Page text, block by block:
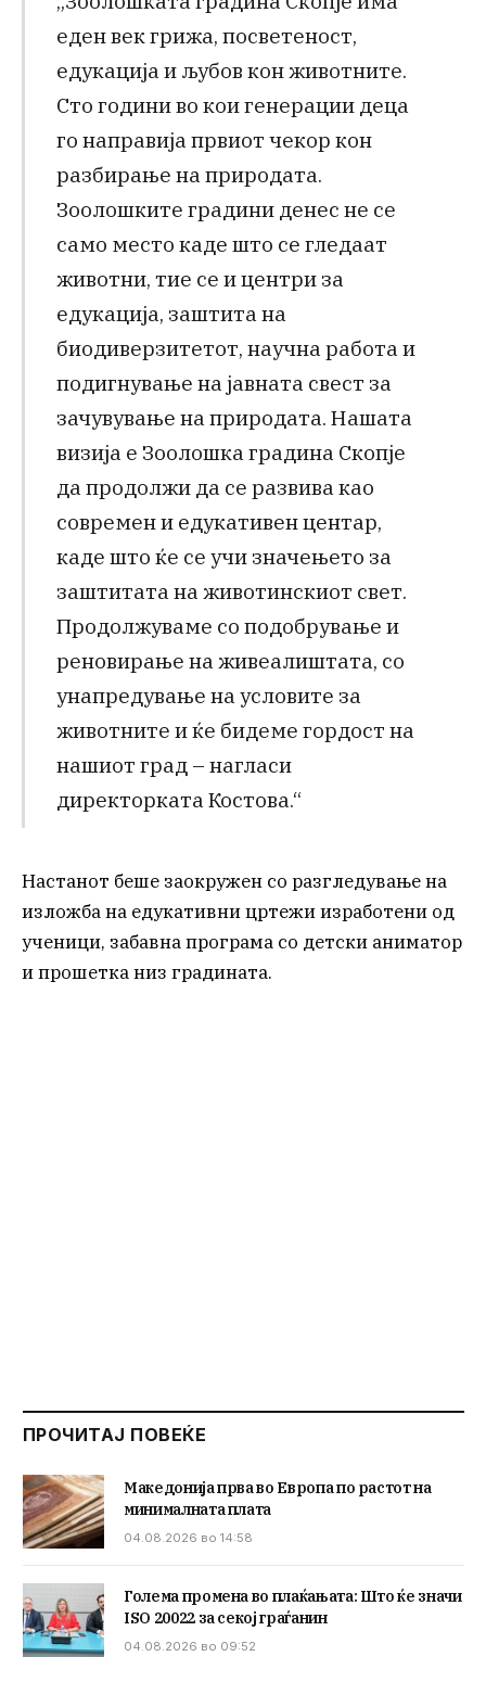
еден век грижа, посветеност,
едукација и љубов кон животните.
Сто години во кои генерации деца
го направија првиот чекор кон
разбирање на природата.
Зоолошките градини денес не се
само место каде што се гледаат
животни, тие се и центри за
едукација, заштита на
биодиверзитетот, научна работа и
подигнување на јавната свест за
зачувување на природата. Нашата
визија е Зоолошка градина Скопје
да продолжи да се развива као
современ и едукативен центар,
каде што ќе се учи значењето за
заштитата на животинскиот свет.
Продолжуваме со подобрување и
реновирање на живеалиштата, со
унапредување на условите за
животните и ќе бидеме гордост на
нашиот град – нагласи
директорката Костова.“
Настанот беше заокружен со разгледување на
изложба на едукативни цртежи изработени од
ученици, забавна програма со детски аниматор
и прошетка низ градината.
ПРОЧИТАЈ ПОВЕЌЕ
Македонија прва во Европа по растот на
минималната плата
04.08.2026 во 14:58
Голема промена во плаќањата: Што ќе значи
ISO 20022 за секој граѓанин
04.08.2026 во 09:52